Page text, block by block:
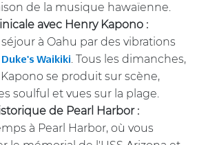
de la musique hawaïenne.
avec Henry Kapono :
à Oahu par des vibrations
Duke's Waikiki. Tous les dimanches,
se produit sur scène,
soulful et vues sur la plage.
de Pearl Harbor :
à Pearl Harbor, où vous